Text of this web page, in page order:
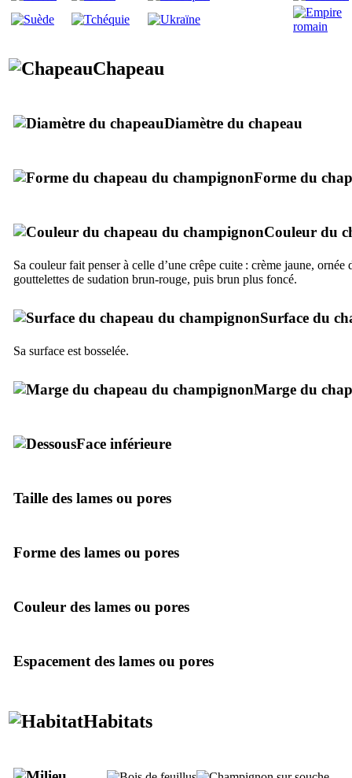
Chapeau
Diamètre du chapeau
Forme du
Couleur du
Sa couleur fait penser à celle d’une crêpe cuite : crème jaune, ornée
gouttelettes de sudation brun-rouge, puis brun plus foncé.
Surface du
Sa surface est bosselée.
Marge du
Face inférieure
Taille des lames ou pores
Forme des lames ou pores
Couleur des lames ou pores
Espacement des lames ou pores
Habitats